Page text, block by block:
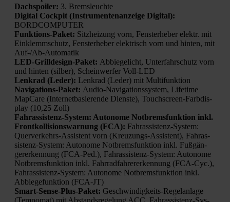
Dach­spoi­ler: 3. Brems­leuch­te
Digi­tal Cock­pit (Instru­men­ten­an­zei­ge Digi­tal):
BORDCOMPUTER
Funk­ti­ons-Paket: Sitz­hei­zung vorn, Fens­ter­he­ber elektr. mit
Ein­klemm­schutz, Fens­ter­he­ber elek­trisch vorn und hin­ten, mit
Auf-/Ab-Auto­ma­tik
LED-Grill­de­sign-Paket: Abbie­ge­licht, Unter­fahr­schutz vorn
und hin­ten (sil­ber), Schein­wer­fer Voll-LED
Lenk­rad (Leder): Lenk­rad (Leder) mit Mul­ti­funk­ti­on
Navi­ga­ti­ons-Paket: Audio-Navi­ga­ti­ons­sys­tem, Life­time
Map­Ca­re (Inter­net­ba­sie­ren­de Diens­te), Touch­screen-Farb­dis­
play (10,25 Zoll)
Fahr­as­sis­tenz-Sys­tem: Auto­no­me Not­brems­funk­ti­on inkl.
Front­kol­li­si­ons­war­nung (FCA): Fahr­as­sis­tenz-Sys­tem:
Quer­ver­kehrs-Assis­tent vorn (Kreu­zungs-Assis­tent), Fahr­as­
sis­tenz-Sys­tem: Auto­no­me Not­brems­funk­ti­on inkl. Fuß­gän­
ger­erken­nung (FCA-Ped.), Fahr­as­sis­tenz-Sys­tem: Auto­no­me
Not­brems­funk­ti­on inkl. Fahr­rad­fah­rer­er­ken­nung (FCA-Cyc.),
Fahr­as­sis­tenz-Sys­tem: Auto­no­me Not­brems­funk­ti­on inkl.
Abbie­ge­funk­ti­on (FCA-JT)
Smart-Sen­se-Plus-Paket: Geschwin­dig­keits-Regel­an­la­ge
(Tem­po­mat) mit Abstands­re­ge­lung ACC, Fahr­as­sis­tenz-Sys­